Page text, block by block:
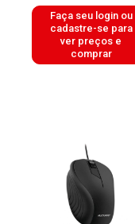
Faça seu login ou
cadastre-se para
ver preços e
comprar